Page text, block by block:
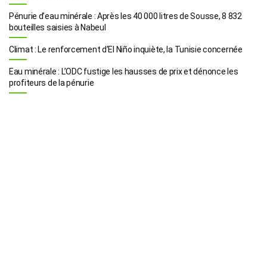
Pénurie d’eau minérale : Après les 40 000 litres de Sousse, 8 832
bouteilles saisies à Nabeul
Climat : Le renforcement d’El Niño inquiète, la Tunisie concernée
Eau minérale : L’ODC fustige les hausses de prix et dénonce les
profiteurs de la pénurie